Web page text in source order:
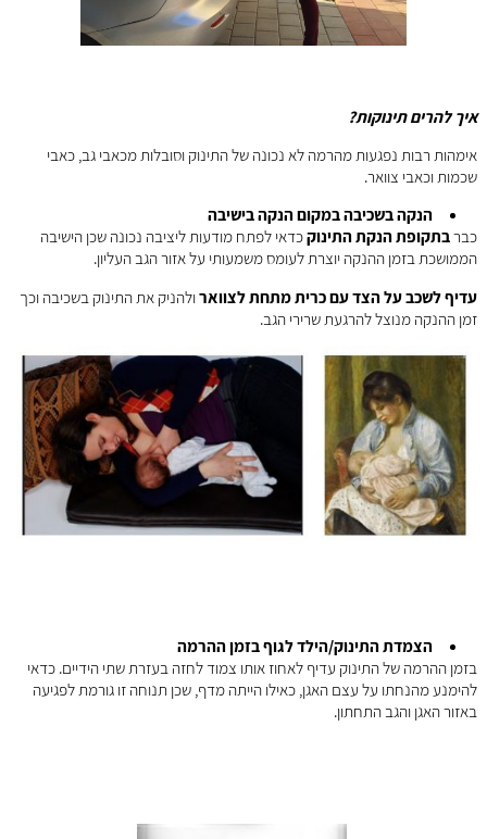
איך להרים תינוקות?
אימהות רבות נפגעות מהרמה לא נכונה של התינוק וסובלות מכאבי גב, כאבי
שכמות וכאבי צוואר.
הנקה בשכיבה במקום הנקה בישיבה
כברבתקופת הנקת התינוקכדאי לפתח מודעות ליציבה נכונה שכן הישיבה
הממושכת בזמן ההנקה יוצרת לעומס משמעותי על אזור הגב העליון.
עדיף לשכב על הצד עם כרית מתחת לצווארולהניק את התינוק בשכיבה וכך
זמן ההנקה מנוצל להרגעת שרירי הגב.
הצמדת התינוק/הילד לגוף בזמן ההרמה
בזמן ההרמה של התינוק עדיף לאחוז אותו צמוד לחזה בעזרת שתי הידיים. כדאי
להימנע מהנחתו על עצם האגן, כאילו הייתה מדף, שכן תנוחה זו גורמת לפגיעה
באזור האגן והגב התחתון.